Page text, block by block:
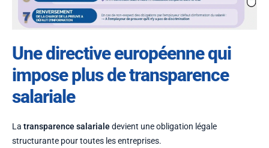
Une directive européenne qui
impose plus de transparence
salariale
La transparence salarialedevient une obligation légale
structurante pour toutes les entreprises.